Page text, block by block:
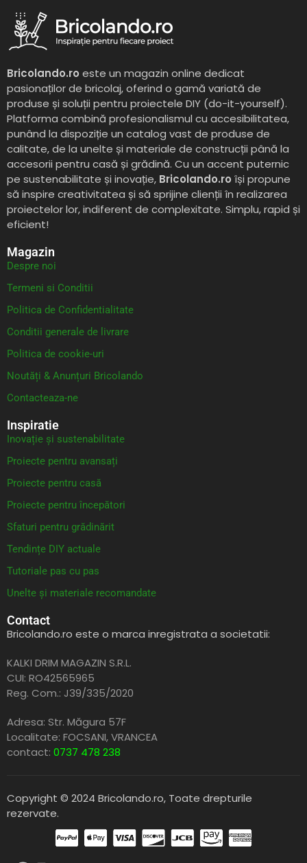
Bricolando.ro este un magazin online dedicat
pasionaților de bricolaj, oferind o gamă variată de
produse și soluții pentru proiectele DIY (do-it-yourself).
Platforma combină profesionalismul cu accesibilitatea,
punând la dispoziție un catalog vast de produse de
calitate, de la unelte și materiale de construcții până la
accesorii pentru casă și grădină. Cu un accent puternic
pe sustenabilitate și inovație, Bricolando.ro își propune
să inspire creativitatea și să sprijine clienții în realizarea
proiectelor lor, indiferent de complexitate. Simplu, rapid și
eficient!
Magazin
Despre noi
Termeni si Conditii
Politica de Confidentialitate
Conditii generale de livrare
Politica de cookie-uri
Noutăți & Anunțuri Bricolando
Contacteaza-ne
Inspiratie
Inovație și sustenabilitate
Proiecte pentru avansați
Proiecte pentru casă
Proiecte pentru începători
Sfaturi pentru grădinărit
Tendințe DIY actuale
Tutoriale pas cu pas
Unelte și materiale recomandate
Contact
Bricolando.ro este o marca inregistrata a societatii:
KALKI DRIM MAGAZIN S.R.L.
CUI: RO42565965
Reg. Com.: J39/335/2020
Adresa: Str. Măgura 57F
Localitate: FOCSANI,VRANCEA
contact: 0737 478 238
Copyright © 2024 Bricolando.ro, Toate drepturile
rezervate.